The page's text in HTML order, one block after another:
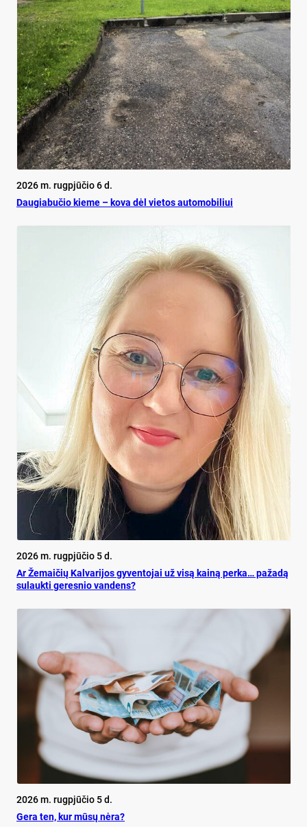
2026 m. rugpjūčio 6 d.
Dau­gia­bu­čio kie­me – ko­va dėl vie­tos au­to­mo­bi­liui
2026 m. rugpjūčio 5 d.
Ar Že­mai­čių Kal­va­ri­jos gy­ven­to­jai už vi­są kai­ną per­ka… pa­ža­dą
su­lauk­ti ge­res­nio van­dens?
2026 m. rugpjūčio 5 d.
Ge­ra ten, kur mū­sų nė­ra?